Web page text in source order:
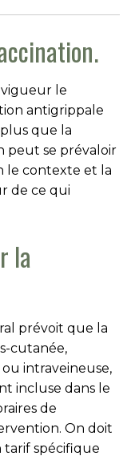
le
antigrippale
que la
peut se prévaloir
le contexte et la
de ce qui
la
prévoit que la
cutanée,
intraveineuse,
incluse dans le
de
On doit
tarif spécifique